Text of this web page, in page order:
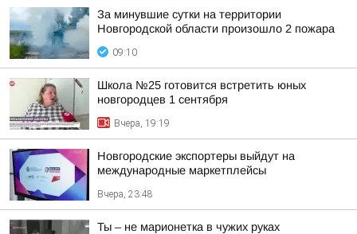
За минувшие сутки на территории
Новгородской области произошло 2 пожара
09:10
Школа №25 готовится встретить юных
новгородцев 1 сентября
Вчера, 19:19
Новгородские экспортеры выйдут на
международные маркетплейсы
Вчера, 23:48
Ты – не марионетка в чужих руках